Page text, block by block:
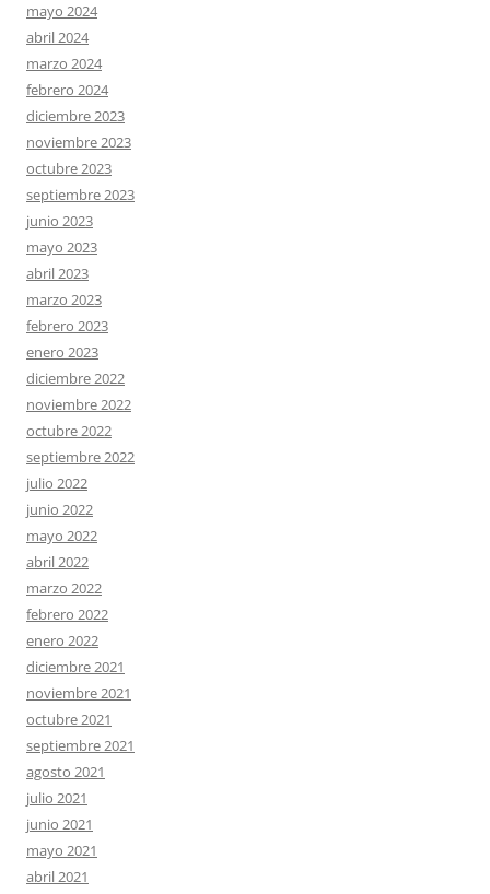
mayo 2024
abril 2024
marzo 2024
febrero 2024
diciembre 2023
noviembre 2023
octubre 2023
septiembre 2023
junio 2023
mayo 2023
abril 2023
marzo 2023
febrero 2023
enero 2023
diciembre 2022
noviembre 2022
octubre 2022
septiembre 2022
julio 2022
junio 2022
mayo 2022
abril 2022
marzo 2022
febrero 2022
enero 2022
diciembre 2021
noviembre 2021
octubre 2021
septiembre 2021
agosto 2021
julio 2021
junio 2021
mayo 2021
abril 2021